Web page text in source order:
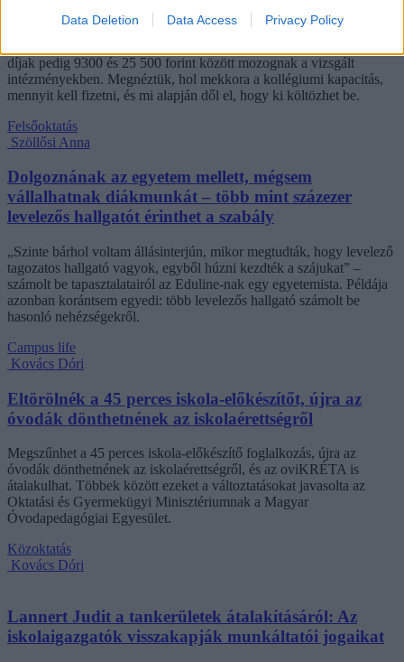
Data Deletion Data Access Privacy Policy
hogy hány kollégiumi férőhely jut a hallgatókra, a térítési díj összege
sem egységes. Míg a BME-n 100 újonnan felvett egyetemistára 76
díjak pedig 9300 és 25 500 forint között mozognak a vizsgált
intézményekben. Megnéztük, hol mekkora a kollégiumi kapacitás,
mennyit kell fizetni, és mi alapján dől el, hogy ki költözhet be.
Felsőoktatás
Szöllősi Anna
Dolgoznának az egyetem mellett, mégsem
vállalhatnak diákmunkát – több mint százezer
levelezős hallgatót érinthet a szabály
„Szinte bárhol voltam állásinterjún, mikor megtudták, hogy levelező
tagozatos hallgató vagyok, egyből húzni kezdték a szájukat” –
számolt be tapasztalatairól az Eduline-nak egy egyetemista. Példája
azonban korántsem egyedi: több levelezős hallgató számolt be
hasonló nehézségekről.
Campus life
Kovács Dóri
Eltörölnék a 45 perces iskola-előkészítőt, újra az
óvodák dönthetnének az iskolaérettségről
Megszűnhet a 45 perces iskola-előkészítő foglalkozás, újra az
óvodák dönthetnének az iskolaérettségről, és az oviKRÉTA is
átalakulhat. Többek között ezeket a változtatásokat javasolta az
Oktatási és Gyermekügyi Minisztériumnak a Magyar
Óvodapedagógiai Egyesület.
Közoktatás
Kovács Dóri
Lannert Judit a tankerületek átalakításáról: Az
iskolaigazgatók visszakapják munkáltatói jogaikat